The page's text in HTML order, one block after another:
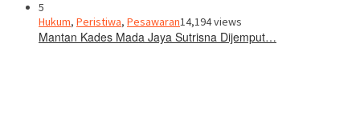
5
Hukum, Peristiwa, Pesawaran14,194 views
Mantan Kades Mada Jaya Sutrisna Dijemput…